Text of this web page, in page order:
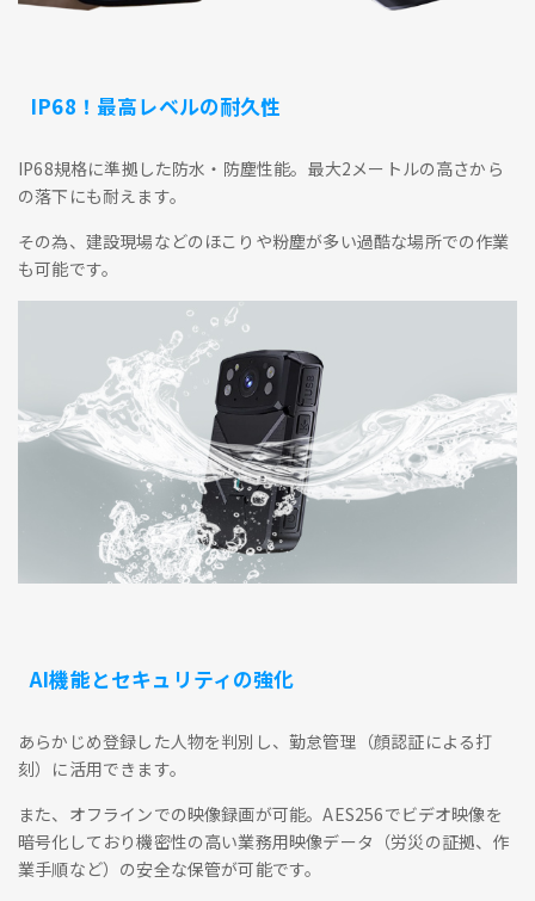
IP68！最高レベルの耐久性
IP68規格に準拠した防水・防塵性能。最大2メートルの高さから
の落下にも耐えます。
その為、建設現場などのほこりや粉塵が多い過酷な場所での作業
も可能です。
AI機能とセキュリティの強化
あらかじめ登録した人物を判別し、勤怠管理（顔認証による打
刻）に活用できます。
また、オフラインでの映像録画が可能。AES256でビデオ映像を
暗号化しており機密性の高い業務用映像データ（労災の証拠、作
業手順など）の安全な保管が可能です。